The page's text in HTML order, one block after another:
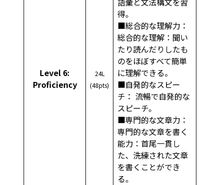
Level 6:
Proficiency
24L
(48pts)
得。
■総合的な理解力：
総合的な理解：聞い
たり読んだりしたも
のをほぼすべて簡単
に理解できる。
■自発的なスピー
チ： 流暢で自発的な
スピーチ。
■専門的な文章力：
専門的な文章を書く
能力：首尾一貫し
た、洗練された文章
を書くことができ
る。